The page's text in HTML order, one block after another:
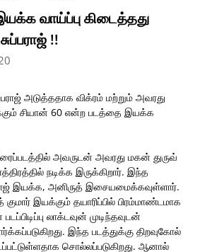
வாய்ப்பு கிடைத்தது
!!
அடுத்ததாக விக்ரம் மற்றும் அவரது
சியான் 60 என்ற படத்தை இயக்க
அவருடன் அவரது மகன் துருவ்
நடிக்க இருக்கிறார். இந்த
இயக்க, அனிருத் இசையமைக்கவுள்ளார்.
இயக்கும் தயாரிப்பில் பிரம்மாண்டமாக
லாக்டவுன் முடிந்தவுடன்
இந்த படத்துக்கு திறவுகோல்
சொல்லப்படுகிறது. ஆனால்